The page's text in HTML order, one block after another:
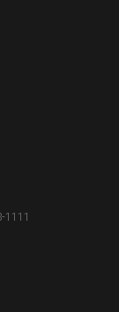
1111